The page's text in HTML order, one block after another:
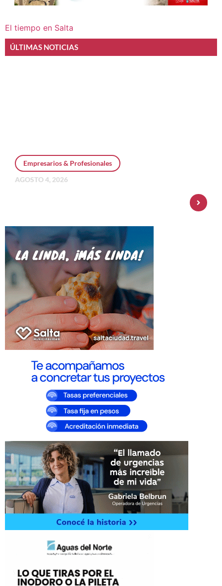
El tiempo en Salta
ÚLTIMAS NOTICIAS
Empresarios & Profesionales
AGOSTO 4, 2026